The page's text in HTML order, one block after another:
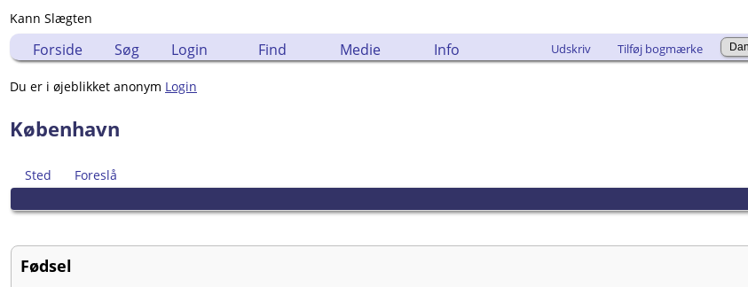
Kann Slægten
Forside Søg Login Find Medie Info Udskriv Tilføj bogmærke
Du er i øjeblikket anonym Login
København
Sted Foreslå
Fødsel